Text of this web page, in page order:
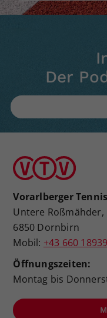
Der
Vorarlberger
Untere Roßmähder,
6850 Dornbirn
Mobil: +43 660
Öffnungszeiten:
Montag bis